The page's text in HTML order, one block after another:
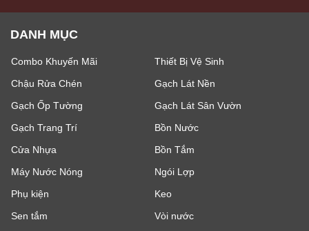
DANH MỤC
Combo Khuyến Mãi
Thiết Bị Vệ Sinh
Chậu Rửa Chén
Gạch Lát Nền
Gạch Ốp Tường
Gạch Lát Sân Vườn
Gạch Trang Trí
Bồn Nước
Cửa Nhựa
Bồn Tắm
Máy Nước Nóng
Ngói Lợp
Phụ kiện
Keo
Sen tắm
Vòi nước